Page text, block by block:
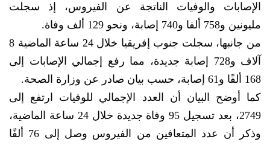
الإصابات والوفيات الناتجة عن الفيروس، إذ سجلت
مليونين و758 ألفا و740 إصابة، ونحو 129 ألف وفاة.
من جانبها، سجلت جنوب إفريقيا خلال 24 ساعة الماضية 8
آلاف و728 إصابة جديدة، مما رفع إجمالي الإصابات إلى
168 ألفًا و61 إصابة، حسب بيان صادر عن وزارة الصحة.
كما أوضح البيان أن العدد الإجمالي للوفيات ارتفع إلى
2749، بعد تسجيل 95 وفاة جديدة خلال 24 ساعة الماضية،
وذكر أن عدد المتعافين من الفيروس وصل إلى 76 ألفًا